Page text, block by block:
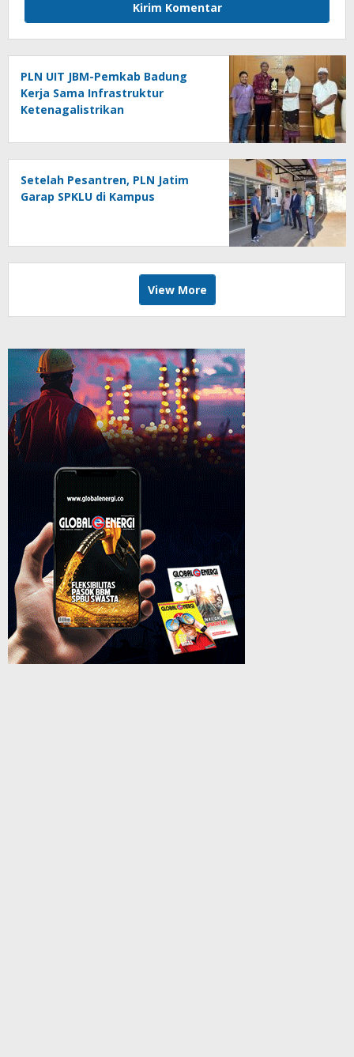
PLN UIT JBM-Pemkab Badung
Kerja Sama Infrastruktur
Ketenagalistrikan
Setelah Pesantren, PLN Jatim
Garap SPKLU di Kampus
View More